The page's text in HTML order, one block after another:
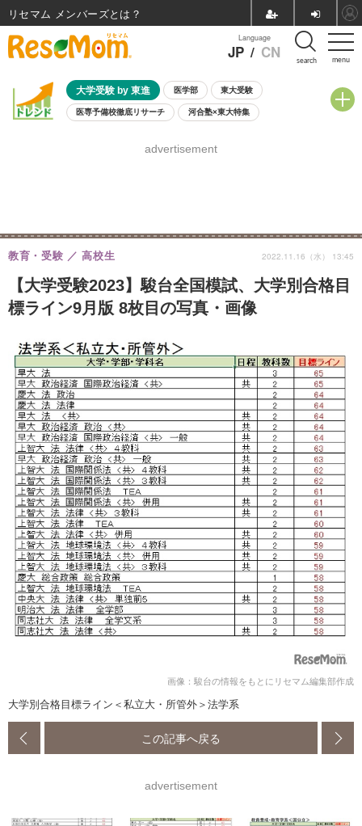
menu
Language
JP / CN search
大学受験 by 東進 医学部 東大受験
医専予備校徹底リサーチ 河合塾×東大特集
8月開催学校説明会・相談会
advertisement
【大学受験2023】駿台全国模試、大学別合格目
標ライン9月版 8枚目の写真・画像
教育・受験 高校生 2022.11.16（水） 13:45
画像：駿台の情報をもとにリセマム編集部作成
大学別合格目標ライン＜私立大・所管外＞法学系
この記事へ戻る
advertisement
リセマム メンバーズ